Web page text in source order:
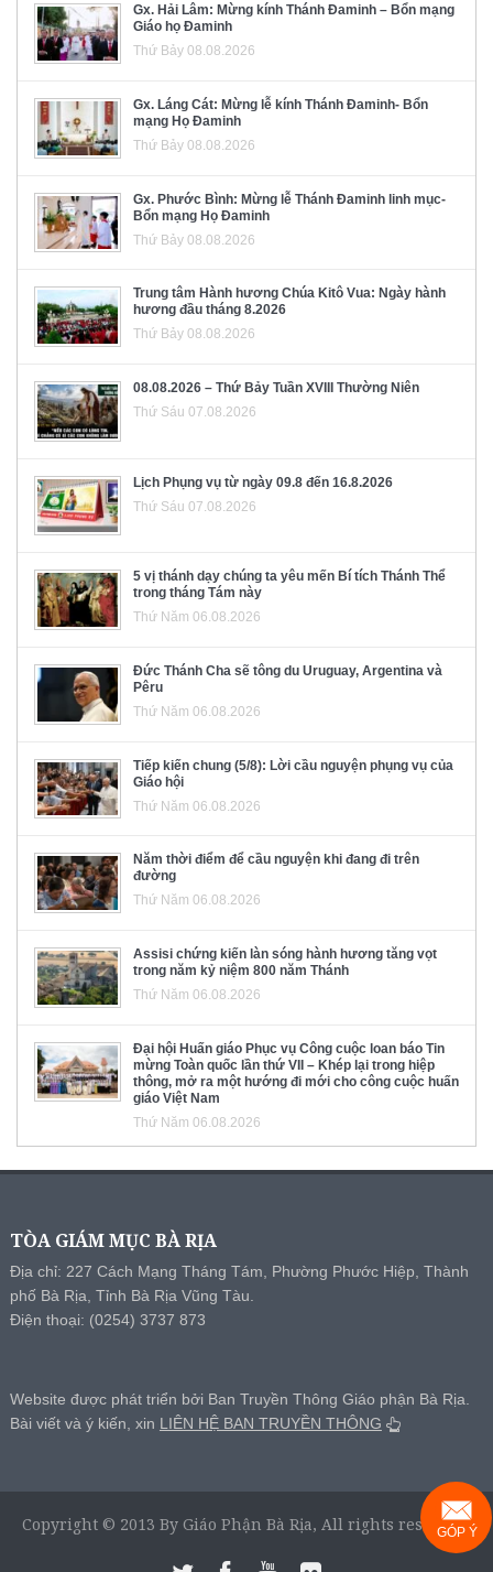
Gx. Hải Lâm: Mừng kính Thánh Đaminh – Bổn mạng
Giáo họ Đaminh
Thứ Bảy 08.08.2026
Gx. Láng Cát: Mừng lễ kính Thánh Đaminh- Bổn
mạng Họ Đaminh
Thứ Bảy 08.08.2026
Gx. Phước Bình: Mừng lễ Thánh Đaminh linh mục-
Bổn mạng Họ Đaminh
Thứ Bảy 08.08.2026
Trung tâm Hành hương Chúa Kitô Vua: Ngày hành
hương đầu tháng 8.2026
Thứ Bảy 08.08.2026
08.08.2026 – Thứ Bảy Tuần XVIII Thường Niên
Thứ Sáu 07.08.2026
Lịch Phụng vụ từ ngày 09.8 đến 16.8.2026
Thứ Sáu 07.08.2026
5 vị thánh dạy chúng ta yêu mến Bí tích Thánh Thể
trong tháng Tám này
Thứ Năm 06.08.2026
Đức Thánh Cha sẽ tông du Uruguay, Argentina và
Pêru
Thứ Năm 06.08.2026
Tiếp kiến chung (5/8): Lời cầu nguyện phụng vụ của
Giáo hội
Thứ Năm 06.08.2026
Năm thời điểm để cầu nguyện khi đang đi trên
đường
Thứ Năm 06.08.2026
Assisi chứng kiến làn sóng hành hương tăng vọt
trong năm kỷ niệm 800 năm Thánh
Thứ Năm 06.08.2026
Đại hội Huấn giáo Phục vụ Công cuộc loan báo Tin
mừng Toàn quốc lần thứ VII – Khép lại trong hiệp
thông, mở ra một hướng đi mới cho công cuộc huấn
giáo Việt Nam
Thứ Năm 06.08.2026
TÒA GIÁM MỤC BÀ RỊA
Địa chỉ: 227 Cách Mạng Tháng Tám, Phường Phước Hiệp, Thành
phố Bà Rịa, Tỉnh Bà Rịa Vũng Tàu.
Điện thoại: (0254) 3737 873
Website được phát triển bởi Ban Truyền Thông Giáo phận Bà Rịa.
Bài viết và ý kiến, xin LIÊN HỆ BAN TRUYỀN THÔNG
Copyright © 2013 By Giáo Phận Bà Rịa, All rights reserved.
GÓP Ý